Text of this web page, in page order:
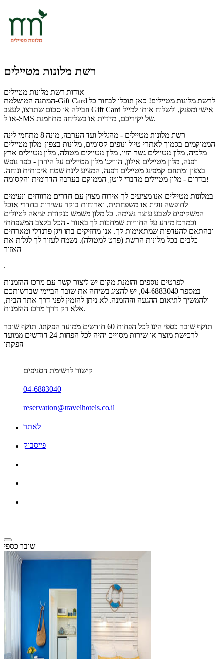
רשת מלונות מטיילים
אודות רשת מלונות מטיילים
המתנה המושלמת-Gift Card לרשת מלונות מטיילים! כאן תוכלו לבחור כל
חבילה או סכום שתרצו, לעצב Gift Card אישי ומפנק, ולשלוח אותו למייל
או ל-SMS של יקיריכם, מיידית או בשליחה מתוזמנת.
רשת מלונות מטיילים - מהגליל ועד הערבה, מונה 8 מתחמי לינה
הממוקמים בסמוך לאתרי טיול ונופים קסומים, מלונות בצפון: מלון מטיילים
מלכיה, מלון מטיילים גשר הזיו, מלון מטיילים מטולה, מלון מטיילים ארץ
דפנה, מלון מטיילים אילון, הווילג' מלון מטיילים על הירדן - כפר נופש
בצפון ומתחם קמפינג מטיילים דפנה, המציע לינת שטח איכותית ונוחה.
בדרום - מלון מטיילים מדברי לוטן, הממוקם בערבה הדרומית והקסומה!
במלונות מטיילים אנו מציעים לך אירוח מצוין עם חדרים מרווחים ונעימים
לחופשה זוגית או משפחתית, וארוחות בוקר עשירות בחדרי אוכל
המשקיפים לטבע עוצר נשימה. כל מלון משמש כנקודת יציאה לטיולים
וכמרכז מידע על החוויות שמחכות לך באזור - הכל בקצב המשפחתי
ובהתאם להעדפות שמתאימות לך. אנו מחזיקים בתו ויגן פרנדלי ומארחים
כלבים בכל מלונות הרשת (פרט למטולה). נשמח לעזור לך לגלות את
האזור.
.
לפרטים נוספים והזמנת מקום יש ליצור קשר עם מרכז ההזמנות
במספר
04-6883040, יש להציג בשיחה את שובר הביימי שברשותכם
ולהמשיך לתיאום ההגעה וההזמנה. לא ניתן להזמין לפני דרך אתר הבית,
אלא רק דרך מרכז ההזמנות.
תוקף שובר כספי הינו לכל הפחות 60 חודשים ממועד הפקתו. תוקף שובר
לרכישת מוצר או שירות מסויים יהיה לכל הפחות 24 חודשים ממועד
הפקתו
קישור לרשימת הסניפים
04-6883040
reservation@travelhotels.co.il
לאתר
פייסבוק
שובר כספי